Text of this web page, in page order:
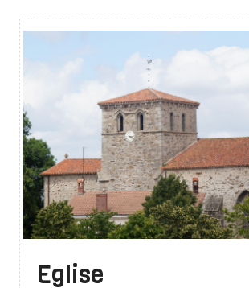
Eglise